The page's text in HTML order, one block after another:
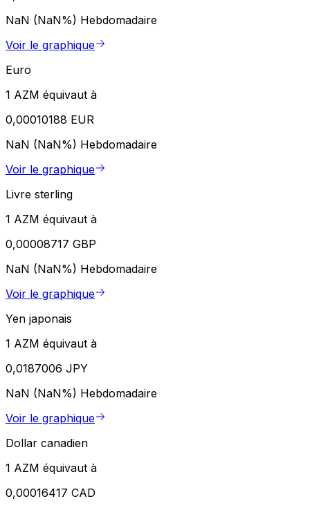
NaN (NaN%) Hebdomadaire
Voir le graphique
Euro
1 AZM équivaut à
0,00010188 EUR
NaN (NaN%) Hebdomadaire
Voir le graphique
Livre sterling
1 AZM équivaut à
0,00008717 GBP
NaN (NaN%) Hebdomadaire
Voir le graphique
Yen japonais
1 AZM équivaut à
0,0187006 JPY
NaN (NaN%) Hebdomadaire
Voir le graphique
Dollar canadien
1 AZM équivaut à
0,00016417 CAD